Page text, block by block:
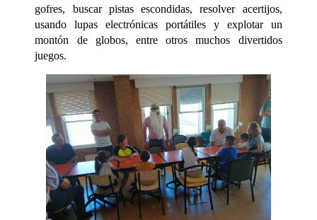
gofres, buscar pistas escondidas, resolver acertijos,
usando lupas electrónicas portátiles y explotar un
montón de globos, entre otros muchos divertidos
juegos.